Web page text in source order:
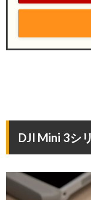
DJI Mini 3シ